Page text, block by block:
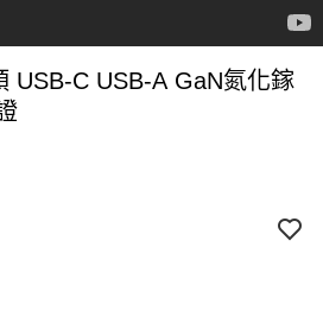
USB-C USB-A GaN氮化鎵